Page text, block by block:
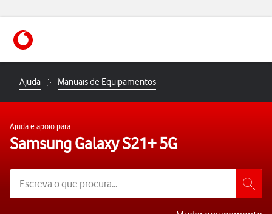
https://www.vodafone.pt
Ajuda Manuais de Equipamentos
Ajuda e apoio para
Samsung Galaxy S21+ 5G